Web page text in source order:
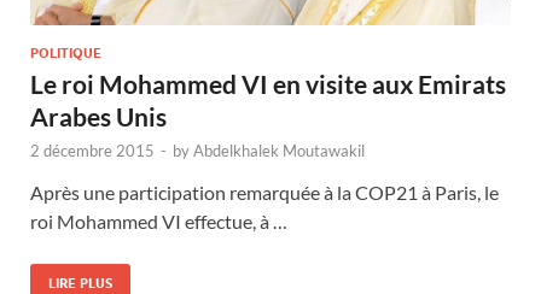
POLITIQUE
Le roi Mohammed VI en visite aux Emirats
Arabes Unis
2 décembre 2015 - byAbdelkhalek Moutawakil
Après une participation remarquée à la COP21 à Paris, le
roi Mohammed VI effectue, à …
LIRE PLUS